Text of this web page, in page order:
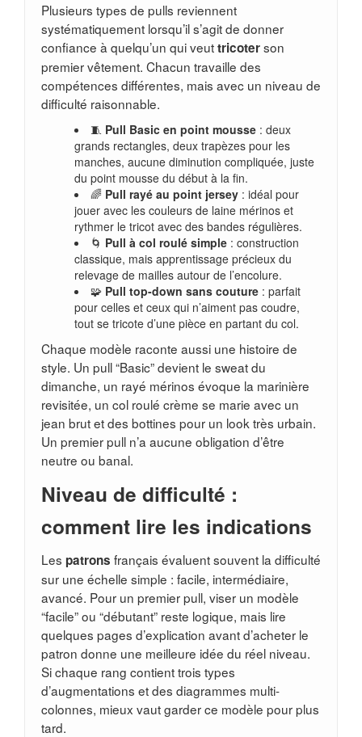
Plusieurs types de pulls reviennent
systématiquement lorsqu’il s’agit de donner
confiance à quelqu’un qui veuttricoterson
premier vêtement. Chacun travaille des
compétences différentes, mais avec un niveau de
difficulté raisonnable.
🧵 Pull Basic en point mousse: deux
grands rectangles, deux trapèzes pour les
manches, aucune diminution compliquée, juste
du point mousse du début à la fin.
🌈 Pull rayé au point jersey: idéal pour
jouer avec les couleurs de laine mérinos et
rythmer le tricot avec des bandes régulières.
🌀 Pull à col roulé simple: construction
classique, mais apprentissage précieux du
relevage de mailles autour de l’encolure.
🧩 Pull top-down sans couture: parfait
pour celles et ceux qui n’aiment pas coudre,
tout se tricote d’une pièce en partant du col.
Chaque modèle raconte aussi une histoire de
style. Un pull “Basic” devient le sweat du
dimanche, un rayé mérinos évoque la marinière
revisitée, un col roulé crème se marie avec un
jean brut et des bottines pour un look très urbain.
Un premier pull n’a aucune obligation d’être
neutre ou banal.
Niveau de difficulté :
comment lire les indications
Les patrons français évaluent souvent la difficulté
sur une échelle simple : facile, intermédiaire,
avancé. Pour un premier pull, viser un modèle
“facile” ou “débutant” reste logique, mais lire
quelques pages d’explication avant d’acheter le
patron donne une meilleure idée du réel niveau.
Si chaque rang contient trois types
d’augmentations et des diagrammes multi-
colonnes, mieux vaut garder ce modèle pour plus
tard.